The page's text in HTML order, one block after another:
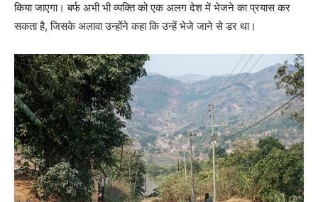
किया जाएगा। बर्फ अभी भी व्यक्ति को एक अलग देश में भेजने का प्रयास कर
सकता है, जिसके अलावा उन्होंने कहा कि उन्हें भेजे जाने से डर था।